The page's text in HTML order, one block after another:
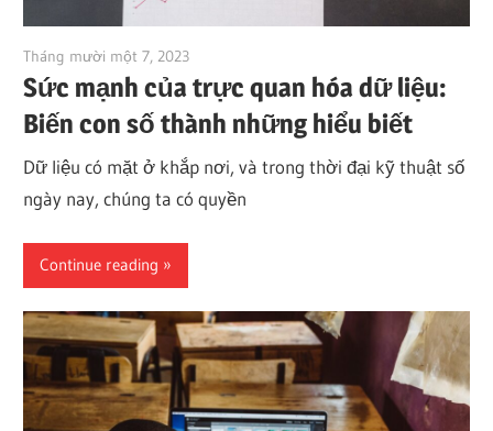
Tháng mười một 7, 2023
Sức mạnh của trực quan hóa dữ liệu:
Biến con số thành những hiểu biết
Dữ liệu có mặt ở khắp nơi, và trong thời đại kỹ thuật số
ngày nay, chúng ta có quyền
Continue reading